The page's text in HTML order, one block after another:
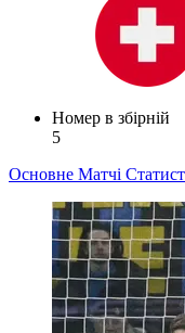
Номер в збірній
5
Основне Матчі